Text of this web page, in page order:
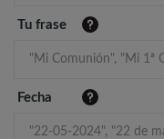
Tu frase
Fecha